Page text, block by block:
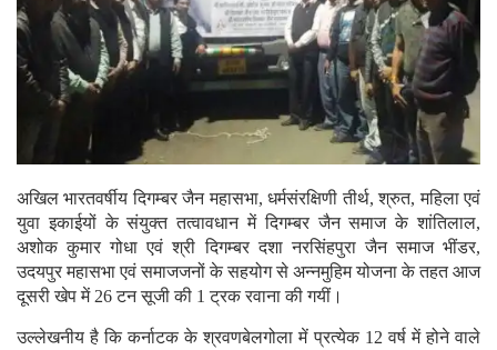
अखिल भारतवर्षीय दिगम्बर जैन महासभा, धर्मसंरक्षिणी तीर्थ, श्रुत, महिला एवं
युवा इकाईयों के संयुक्त तत्वावधान में दिगम्बर जैन समाज के शांतिलाल,
अशोक कुमार गोधा एवं श्री दिगम्बर दशा नरसिंहपुरा जैन समाज भींडर,
उदयपुर महासभा एवं समाजजनों के सहयोग से अन्नमुहिम योजना के तहत आज
दूसरी खेप में 26 टन सूजी की 1 ट्रक रवाना की गयीं।
उल्लेखनीय है कि कर्नाटक के श्रवणबेलगोला में प्रत्येक 12 वर्ष में होने वाले